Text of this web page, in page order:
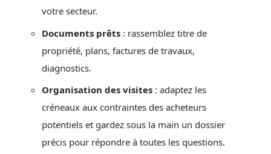
votre secteur.
Documents prêts : rassemblez titre de
propriété, plans, factures de travaux,
diagnostics.
Organisation des visites : adaptez les
créneaux aux contraintes des acheteurs
potentiels et gardez sous la main un dossier
précis pour répondre à toutes les questions.